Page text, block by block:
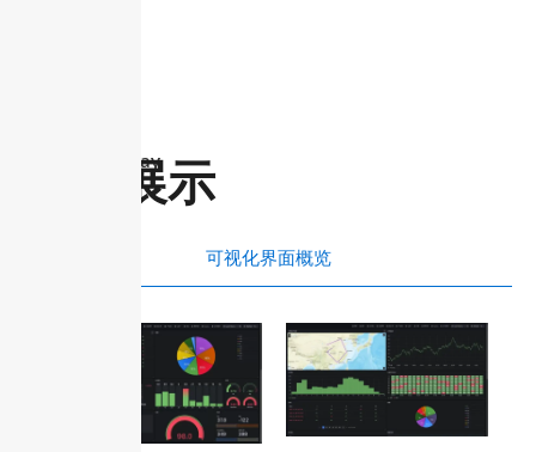
Solution display
效果展示
可视化界面概览